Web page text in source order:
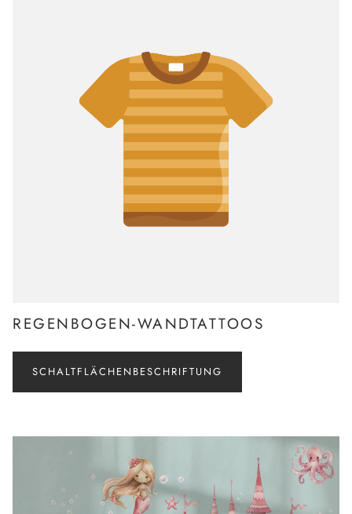
REGENBOGEN-WANDTATTOOS
SCHALTFLÄCHENBESCHRIFTUNG